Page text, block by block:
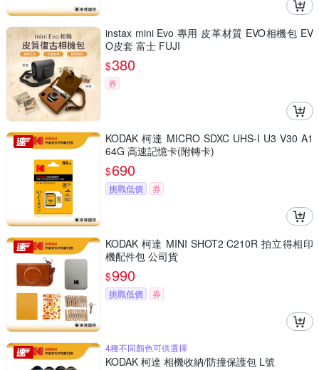
instax mini Evo 專用 皮革材質 EVO相機包 EV
O皮套 富士 FUJI
$380
券
KODAK 柯達 MICRO SDXC UHS-I U3 V30 A1
64G 高速記憶卡(附轉卡)
$690
挑戰低價 券
KODAK 柯達 MINI SHOT2 C210R 拍立得相印
機配件包 公司貨
$990
挑戰低價 券
4種不同顏色可供選擇
KODAK 柯達 相機收納/防撞保護包 L號